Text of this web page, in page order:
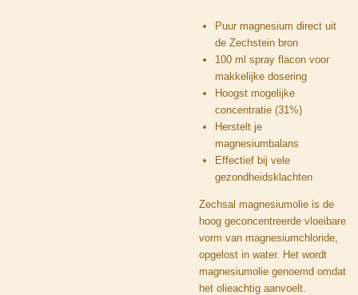
Puur magnesium direct uit
de Zechstein bron
100 ml spray flacon voor
makkelijke dosering
Hoogst mogelijke
concentratie (31%)
Herstelt je
magnesiumbalans
Effectief bij vele
gezondheidsklachten
Zechsal magnesiumolie is de
hoog geconcentreerde vloeibare
vorm van magnesiumchloride,
opgelost in water. Het wordt
magnesiumolie genoemd omdat
het olieachtig aanvoelt.